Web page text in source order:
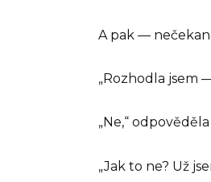
A pak —
„Rozhodla jsem
„Ne,“
„Jak to ne? Už